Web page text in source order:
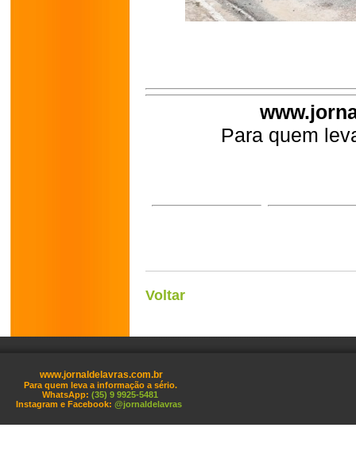
Para quem
Voltar
www.jornaldelavras.com.br
Para quem leva a informação a sério.
WhatsApp: (35) 9 9925-5481
Instagram e Facebook: @jornaldelavras